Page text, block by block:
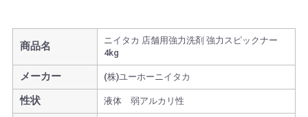
商品名
ニイタカ 店舗用強力洗剤 強力スピックナー
4kg
メーカー (株)ユーホーニイタカ
性状 液体 弱アルカリ性